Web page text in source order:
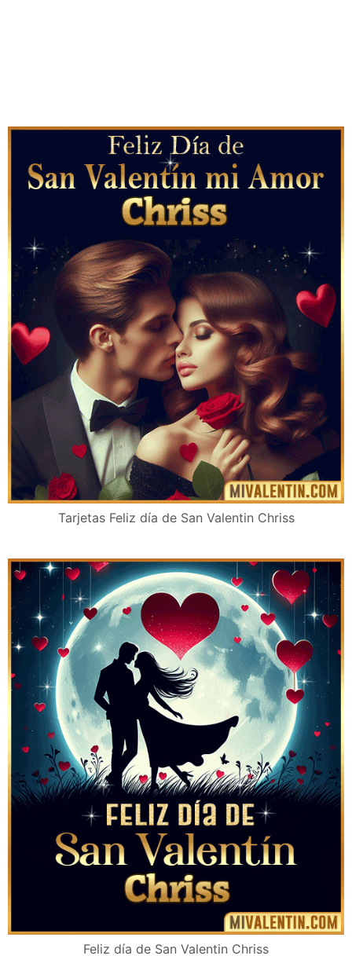
Tarjetas Feliz día de San Valentin Chriss
Feliz día de San Valentin Chriss